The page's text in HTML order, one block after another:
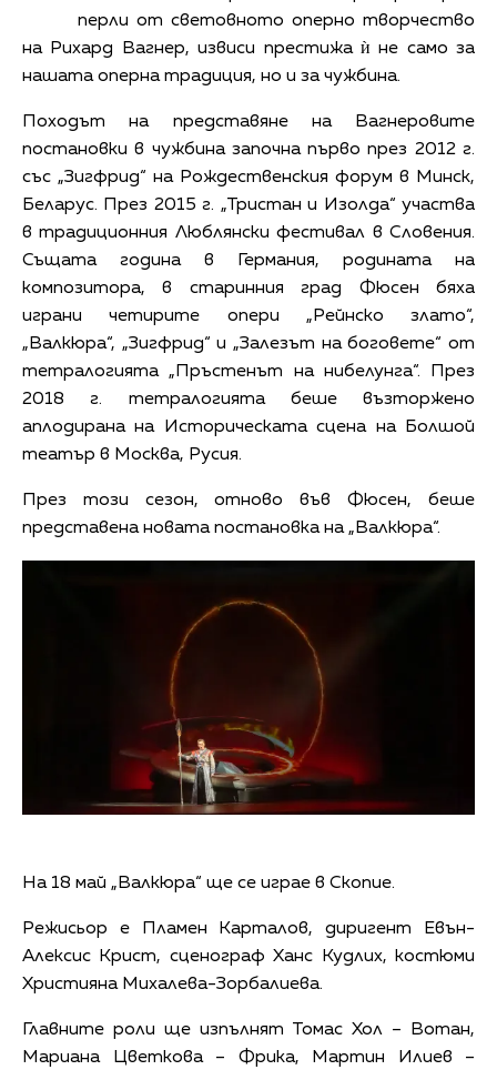
перли от световното оперно творчество
на Рихард Вагнер, извиси престижа ѝ не само за
нашата оперна традиция, но и за чужбина.
Походът на представяне на Вагнеровите
постановки в чужбина започна първо през 2012 г.
със „Зигфрид“ на Рождественския форум в Минск,
Беларус. През 2015 г. „Тристан и Изолда“ участва
в традиционния Люблянски фестивал в Словения.
Същата година в Германия, родината на
композитора, в старинния град Фюсен бяха
играни четирите опери „Рейнско злато“,
„Валкюра“, „Зигфрид“ и „Залезът на боговете“ от
тетралогията „Пръстенът на нибелунга“. През
2018 г. тетралогията беше възторжено
аплодирана на Историческата сцена на Болшой
театър в Москва, Русия.
През този сезон, отново във Фюсен, беше
представена новата постановка на „Валкюра“.
На 18 май „Валкюра“ ще се играе в Скопие.
Режисьор е Пламен Карталов, диригент Евън-
Алексис Крист, сценограф Ханс Кудлих, костюми
Християна Михалева-Зорбалиева.
Главните роли ще изпълнят Томас Хол – Вотан,
Мариана Цветкова – Фрика, Мартин Илиев –